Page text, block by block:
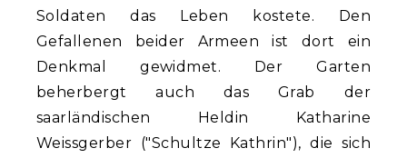
Soldaten das Leben kostete. Den
Gefallenen beider Armeen ist dort ein
Denkmal gewidmet. Der Garten
beherbergt auch das Grab der
saarländischen Heldin Katharine
Weissgerber ("Schultze Kathrin"), die sich